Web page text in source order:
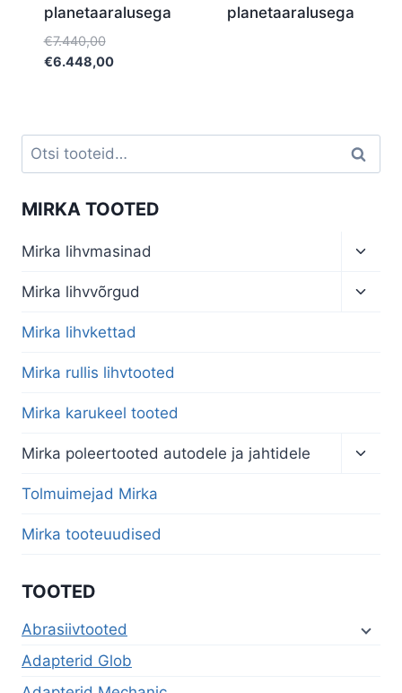
planetaaralusega
€7.440,00Algne
hind
€6.448,00Current
planetaaralusega
Otsi: Otsi
MIRKA TOOTED
Mirka lihvmasinad
menu
Mirka lihvvõrgud
Mirka lihvkettad
Mirka rullis lihvtooted
Mirka karukeel tooted
Mirka poleertooted autodele ja jahtidele
Tolmuimejad Mirka
Mirka tooteuudised
TOOTED
Abrasiivtooted
Adapterid Glob